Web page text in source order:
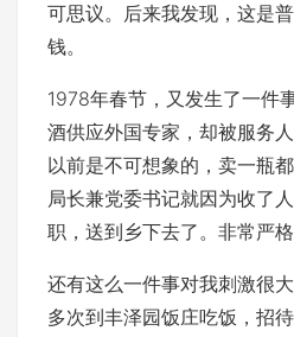
可思议。后来我发现，这是
钱。
1978年春节，又发生了一件
酒供应外国专家，却被服务
以前是不可想象的，卖一瓶
局长兼党委书记就因为收了
职，送到乡下去了。非常严格
还有这么一件事对我刺激很
多次到丰泽园饭庄吃饭，招